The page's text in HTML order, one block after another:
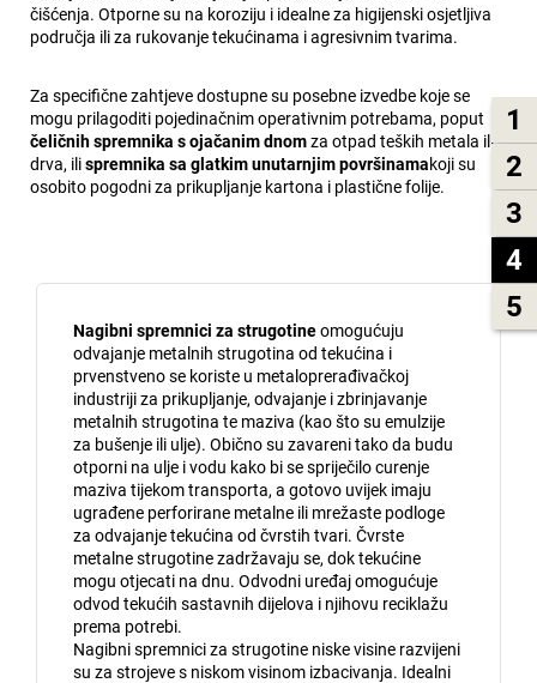
1
2
3
4
5
čišćenja. Otporne su na koroziju i idealne za higijenski osjetljiva
područja ili za rukovanje tekućinama i agresivnim tvarima.
Za specifične zahtjeve dostupne su posebne izvedbe koje se
mogu prilagoditi pojedinačnim operativnim potrebama, poput
čeličnih spremnika s ojačanim dnomza otpad teških metala ili
drva, ilispremnika sa glatkim unutarnjim površinamakoji su
osobito pogodni za prikupljanje kartona i plastične folije.
Nagibni spremnici za strugotineomogućuju
odvajanje metalnih strugotina od tekućina i
prvenstveno se koriste u metaloprerađivačkoj
industriji za prikupljanje, odvajanje i zbrinjavanje
metalnih strugotina te maziva (kao što su emulzije
za bušenje ili ulje). Obično su zavareni tako da budu
otporni na ulje i vodu kako bi se spriječilo curenje
maziva tijekom transporta, a gotovo uvijek imaju
ugrađene perforirane metalne ili mrežaste podloge
za odvajanje tekućina od čvrstih tvari. Čvrste
metalne strugotine zadržavaju se, dok tekućine
mogu otjecati na dnu. Odvodni uređaj omogućuje
odvod tekućih sastavnih dijelova i njihovu reciklažu
prema potrebi.
Nagibni spremnici za strugotine niske visine razvijeni
su za strojeve s niskom visinom izbacivanja. Idealni